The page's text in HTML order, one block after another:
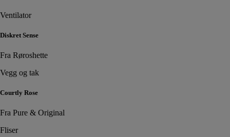
Ventilator
Diskret Sense
Fra Røroshette
Vegg og tak
Courtly Rose
Fra Pure & Original
Fliser